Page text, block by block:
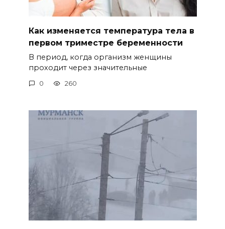
Как изменяется температура тела в
первом триместре беременности
В период, когда организм женщины
проходит через значительные
0 260